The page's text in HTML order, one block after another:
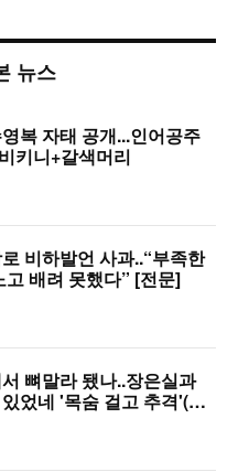
뉴스
복 자태 공개...인어공주
키니+갈색머리
비하발언 사과..“부족한
고 배려 못했다” [전문]
뼈말라 됐나..장은실과
었네 '목숨 걸고 추격'(술